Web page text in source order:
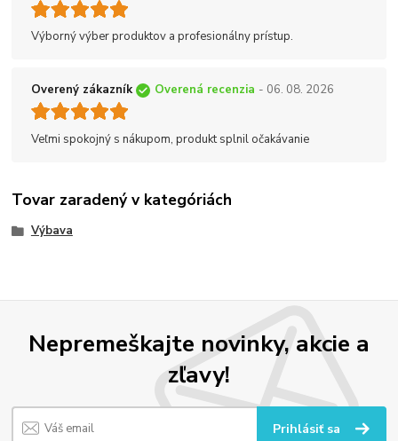
Výborný výber produktov a profesionálny prístup.
Overený zákazník Overená recenzia - 06. 08. 2026
Veľmi spokojný s nákupom, produkt splnil očakávanie
Tovar zaradený v kategóriách
Výbava
Nepremeškajte novinky, akcie a
zľavy!
Prihlásiť sa